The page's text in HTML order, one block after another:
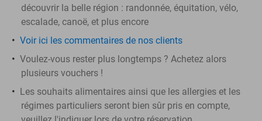
découvrir la belle région : randonnée, équitation, vélo,
escalade, canoë, et plus encore
Voir ici les commentaires de nos clients
Voulez-vous rester plus longtemps ? Achetez alors
plusieurs vouchers !
Les souhaits alimentaires ainsi que les allergies et les
régimes particuliers seront bien sûr pris en compte,